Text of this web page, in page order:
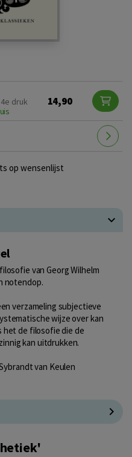
4e druk
14,90
op wensenlijst
van Georg Wilhelm
notendop.
verzameling subjectieve
wijze over kan
het de filosofie die de
kan uitdrukken.
van Keulen